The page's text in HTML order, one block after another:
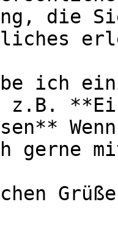
die
ich
z.B.
gerne